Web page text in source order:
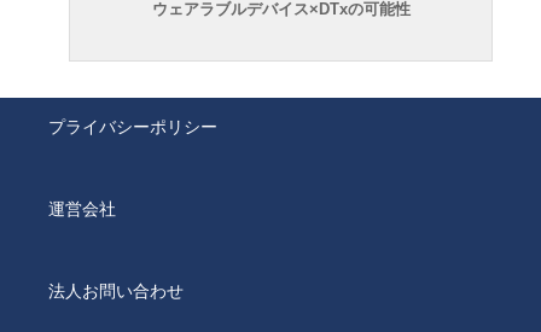
ウェアラブルデバイス×DTxの可能性
プライバシーポリシー
運営会社
法人お問い合わせ